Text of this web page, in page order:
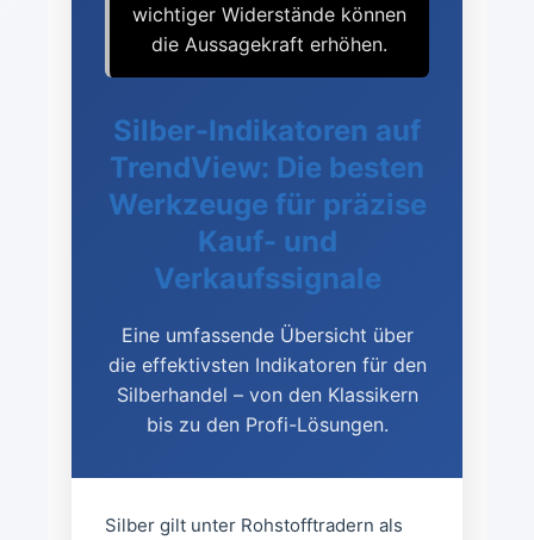
wichtiger Widerstände können
die Aussagekraft erhöhen.
Silber-Indikatoren auf
TrendView: Die besten
Werkzeuge für präzise
Kauf- und
Verkaufssignale
Eine umfassende Übersicht über
die effektivsten Indikatoren für den
Silberhandel – von den Klassikern
bis zu den Profi-Lösungen.
Silber gilt unter Rohstofftradern als